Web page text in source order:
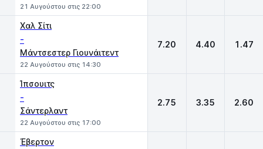
21 Αυγούστου στις 22:00
Χαλ Σίτι
-
Μάντσεστερ Γιουνάιτεντ
22 Αυγούστου στις 14:30
7.20 4.40 1.47
Ίπσουιτς
-
Σάντερλαντ
22 Αυγούστου στις 17:00
2.75 3.35 2.60
Έβερτον